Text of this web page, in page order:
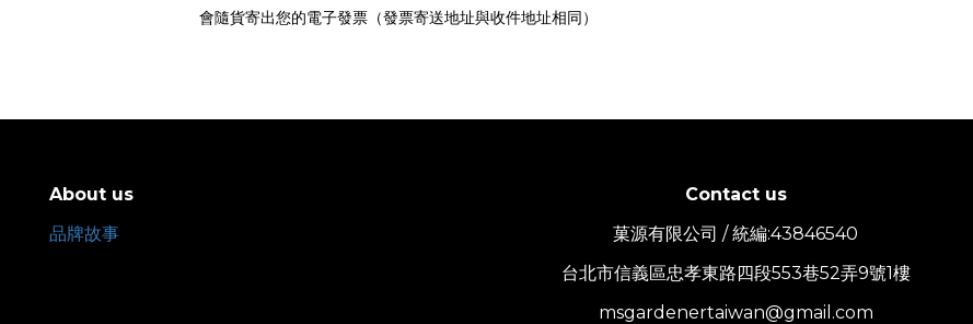
會隨貨寄出您的電子發票（發票寄送地址與收件地址相同）
About us
品牌故事
Contact us
菓源有限公司 / 統編:43846540
台北市信義區忠孝東路四段553巷52弄9號1樓
msgardenertaiwan@gmail.com